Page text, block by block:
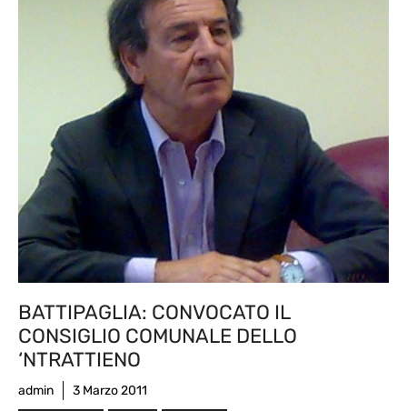
BATTIPAGLIA: CONVOCATO IL
CONSIGLIO COMUNALE DELLO
‘NTRATTIENO
admin 3 Marzo 2011